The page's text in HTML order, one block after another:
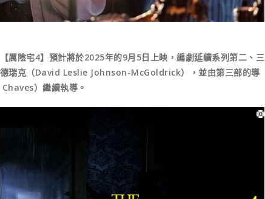
厲陰宅4】預計將於2025年的9月5日上映，編劇延續系列第二、三
瑞克（David Leslie Johnson-McGoldrick），並由第三部的導
）繼續執導。